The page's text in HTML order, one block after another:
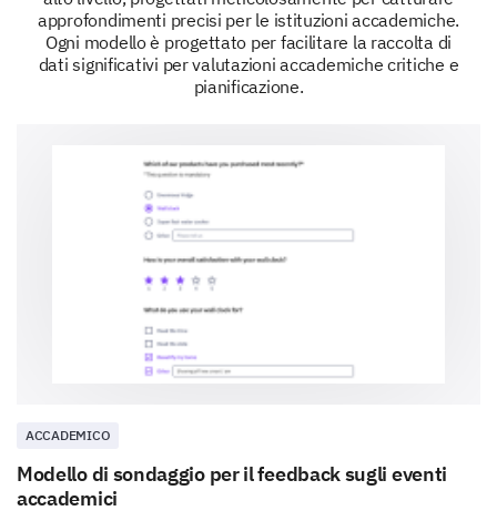
1 2 3 4 5
What improvements would you like to see in
our curriculum to make your learning
approfondimenti precisi per le istituzioni accademiche.
Ogni modello è progettato per facilitare la raccolta di
dati significativi per valutazioni accademiche critiche e
pianificazione.
ACCADEMICO
Modello di sondaggio per il feedback sugli eventi
accademici